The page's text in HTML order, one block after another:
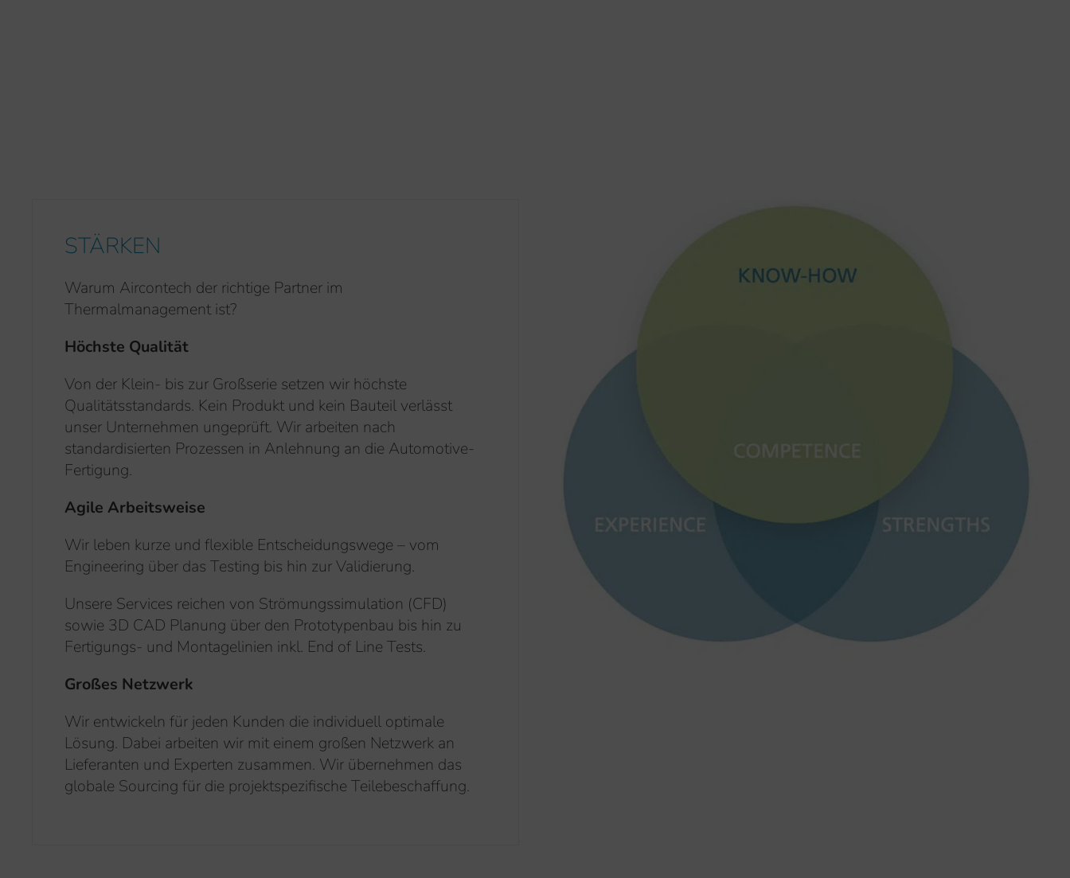
STÄRKEN
Warum Aircontech der richtige Partner im
Thermalmanagement ist?
Höchste Qualität
Von der Klein- bis zur Großserie setzen wir höchste
Qualitätsstandards. Kein Produkt und kein Bauteil verlässt
unser Unternehmen ungeprüft. Wir arbeiten nach
standardisierten Prozessen in Anlehnung an die Automotive-
Fertigung.
Agile Arbeitsweise
Wir leben kurze und flexible Entscheidungswege – vom
Engineering über das Testing bis hin zur Validierung.
Unsere Services reichen von Strömungssimulation (CFD)
sowie 3D CAD Planung über den Prototypenbau bis hin zu
Fertigungs- und Montagelinien inkl. End of Line Tests.
Großes Netzwerk
Wir entwickeln für jeden Kunden die individuell optimale
Lösung. Dabei arbeiten wir mit einem großen Netzwerk an
Lieferanten und Experten zusammen. Wir übernehmen das
globale Sourcing für die projektspezifische Teilebeschaffung.